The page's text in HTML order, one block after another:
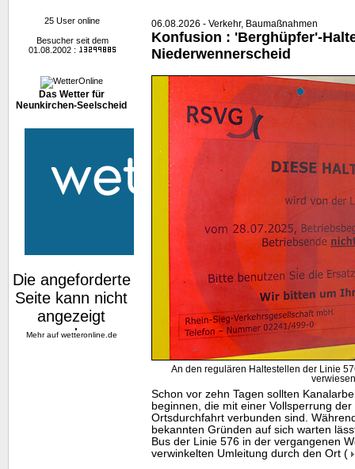
25 User online
Besucher seit dem
01.08.2002 :
Das Wetter für
Neunkirchen-Seelscheid
Mehr auf wetteronline.de
06.08.2026 - Verkehr, Baumaßnahmen
Konfusion : 'Berghüpfer'-
Niederwennerscheid
An den regulären Haltestellen der Linie
verwiesen
Schon vor zehn Tagen sollten
beginnen, die mit einer Vollsperrung
Ortsdurchfahrt verbunden sind.
bekannten Gründen auf sich warten
Bus der Linie 576 in der vergangenen
verwinkelten Umleitung durch den Ort (